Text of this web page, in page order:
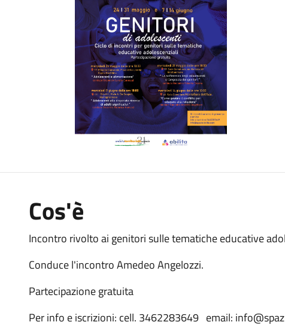
Cos'è
Incontro rivolto ai genitori sulle tematiche educative
Conduce l'incontro Amedeo Angelozzi.
Partecipazione gratuita
Per info e iscrizioni: cell. 3462283649 email: